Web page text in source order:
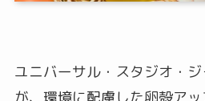
ユニバーサル・スタジオ・